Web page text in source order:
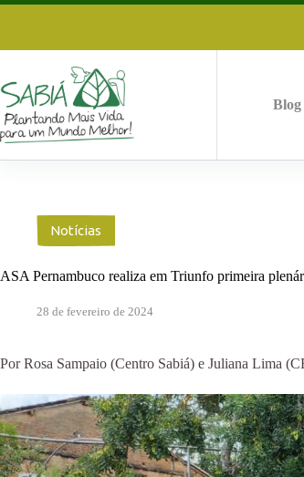
Pular
Blog
Notícias
ASA Pernambuco realiza em Triunfo primeira
28 de fevereiro de 2024
Por Rosa Sampaio (Centro Sabiá) e Juliana Lima